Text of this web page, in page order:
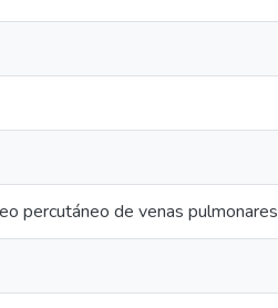
percutáneo de venas pulmonares